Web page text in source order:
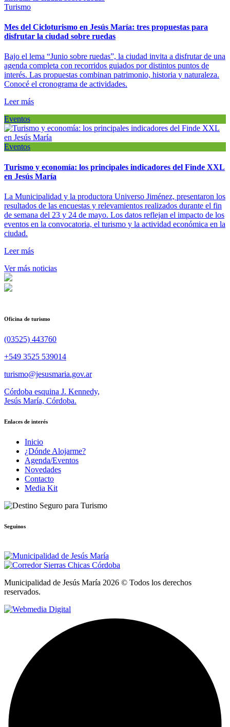
Turismo
Mes del Cicloturismo en Jesús María: tres propuestas para
disfrutar la ciudad sobre ruedas
Bajo el lema “Junio sobre ruedas”, la ciudad invita a disfrutar de una
agenda completa con recorridos guiados por distintos puntos de
interés. Las propuestas combinan patrimonio, historia y naturaleza.
Conocé el cronograma de actividades.
Leer más
Eventos
Eventos
Turismo y economía: los principales indicadores del Finde XXL
en Jesús María
La Municipalidad y la productora Universo Jiménez, presentaron los
resultados de las encuestas y relevamientos realizados durante el fin
de semana del 23 y 24 de mayo. Los datos reflejan el impacto de los
eventos en la convocatoria, el turismo y la actividad económica en la
ciudad.
Leer más
Ver más noticias
Oficina de turismo
(03525) 443760
+549 3525 539014
turismo@jesusmaria.gov.ar
Córdoba esquina J. Kennedy,
Jesús María, Córdoba.
Enlaces de interés
Inicio
¿Dónde Alojarme?
Agenda/Eventos
Novedades
Contacto
Media Kit
Seguinos
Municipalidad de Jesús María 2026 © Todos los derechos
reservados.